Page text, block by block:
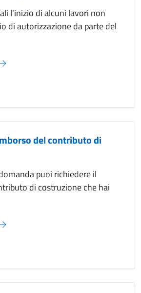
l'inizio di alcuni lavori non
di autorizzazione da parte del
del contributo di
puoi richiedere il
di costruzione che hai